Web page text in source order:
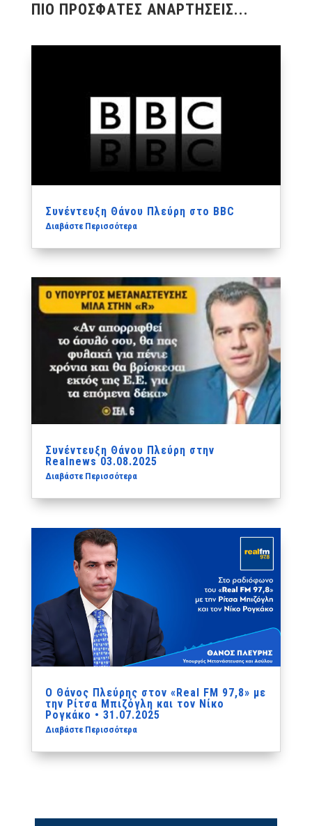
ΠΙΟ ΠΡΟΣΦΑΤΕΣ ΑΝΑΡΤΗΣΕΙΣ...
Συνέντευξη Θάνου Πλεύρη στο BBC
Διαβάστε Περισσότερα
Συνέντευξη Θάνου Πλεύρη στην
Realnews 03.08.2025
Διαβάστε Περισσότερα
Ο Θάνος Πλεύρης στον «Real FM 97,8» με
την Ρίτσα Μπιζόγλη και τον Νίκο
Ρογκάκο • 31.07.2025
Διαβάστε Περισσότερα